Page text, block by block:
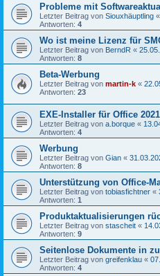
Probleme mit
Letzter Beitrag von Siouxhäuptling «
Antworten: 4
Wo ist meine Lizenz für
Letzter Beitrag von BerndR «
Antworten: 8
Beta-Werbung
Letzter Beitrag von martin-k «
Antworten: 23
EXE-Installer für Office
Letzter Beitrag von a.borque «
Antworten: 4
Werbung
Letzter Beitrag von Gian «
Antworten: 8
Unterstützung von Office-
Letzter Beitrag von tobiasfichtner «
Antworten: 1
Produktaktualisierungen
Letzter Beitrag von stascheit «
Antworten: 9
Seitenlose Dokumente in
Letzter Beitrag von greifenklau «
Antworten: 4